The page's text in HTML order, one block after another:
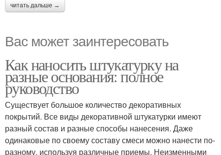
читать дальше →
Вас может заинтересовать
Как наносить штукатурку на
разные основания: полное
руководство
Существует большое количество декоративных
покрытий. Все виды декоративной штукатурки имеют
разный состав и разные способы нанесения. Даже
одинаковые по своему составу смеси можно нанести по-
разному, используя различные приемы. Неизменными